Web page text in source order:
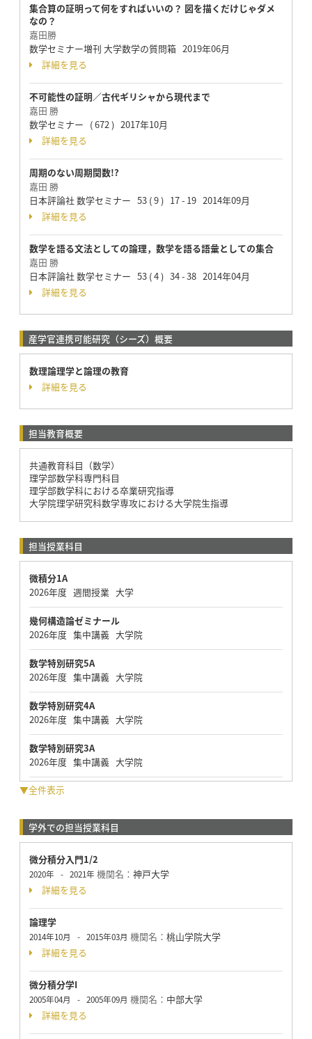
集合算の証明って何をすればいいの？ 図を描くだけじゃダメ
なの？
嘉田勝
数学セミナー増刊 大学数学の質問箱 2019年06月
詳細を見る
不可能性の証明／古代ギリシャから現代まで
嘉田 勝
数学セミナー ( 672 ) 2017年10月
詳細を見る
周期のない周期関数!?
嘉田 勝
日本評論社 数学セミナー 53 ( 9 ) 17 - 19 2014年09月
詳細を見る
数学を語る文法としての論理，数学を語る語彙としての集合
嘉田 勝
日本評論社 数学セミナー 53 ( 4 ) 34 - 38 2014年04月
詳細を見る
産学官連携可能研究（シーズ）概要
数理論理学と論理の教育
詳細を見る
担当教育概要
共通教育科目（数学）
理学部数学科専門科目
理学部数学科における卒業研究指導
大学院理学研究科数学専攻における大学院生指導
担当授業科目
微積分1A
2026年度 週間授業 大学
幾何構造論ゼミナール
2026年度 集中講義 大学院
数学特別研究5A
2026年度 集中講義 大学院
数学特別研究4A
2026年度 集中講義 大学院
数学特別研究3A
2026年度 集中講義 大学院
▼全件表示
学外での担当授業科目
微分積分入門1/2
2020年 - 2021年 機関名： 神戸大学
詳細を見る
論理学
2014年10月 - 2015年03月 機関名： 桃山学院大学
詳細を見る
微分積分学I
2005年04月 - 2005年09月 機関名： 中部大学
詳細を見る